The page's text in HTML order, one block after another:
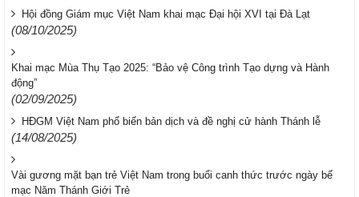
Hội đồng Giám mục Việt Nam khai mạc Đại hội XVI tại Đà Lạt
(08/10/2025)
Khai mạc Mùa Thụ Tạo 2025: “Bảo vệ Công trình Tạo dựng và Hành
động”
(02/09/2025)
HĐGM Việt Nam phổ biến bản dịch và đề nghị cử hành Thánh lễ
(14/08/2025)
Vài gương mặt bạn trẻ Việt Nam trong buổi canh thức trước ngày bế
mạc Năm Thánh Giới Trẻ